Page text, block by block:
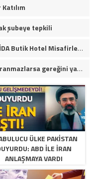
şubeye tepkili
Kazdağları’nın Gözdesi Antik Manastır İDA Butik Hotel Misafirlerinden Tam Not Alıyor
Trump’tan İran açıklaması: “Uygun davranmazlarsa gereğini yaparım”
ÜLKE PAKISTAN
ABD ILE İRAN
ANLAŞMAYA VARDI